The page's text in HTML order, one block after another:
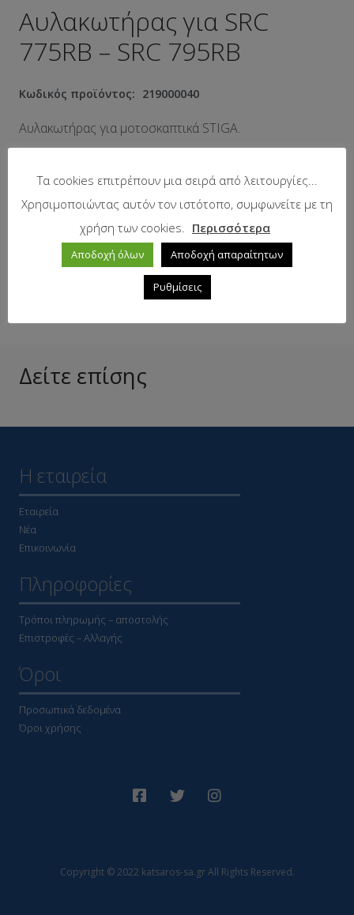
Αυλακωτήρας για SRC
775RB – SRC 795RB
Κωδικός προϊόντος: 219000040
Αυλακωτήρας για μοτοσκαπτικά STIGA.
Εξαντλημένο
ΤΕΧΝΙΚΑ ΧΑΡΑΚΤΗΡΙΣΤΙΚΑ
Δείτε επίσης
Η εταιρεία
Εταιρεία
Νέα
Επικοινωνία
Πληροφορίες
Τρόποι πληρωμής – αποστολής
Επιστροφές – Αλλαγής
Όροι
Προσωπικά δεδομένα
Όροι χρήσης
Copyright © 2022 katsaros-sa.gr All Rights Reserved.
Τα cookies επιτρέπουν μια σειρά από λειτουργίες...
Χρησιμοποιώντας αυτόν τον ιστότοπο, συμφωνείτε με τη
χρήση των cookies.
Περισσότερα
Αποδοχή όλων Αποδοχή απαραίτητων
Ρυθμίσεις